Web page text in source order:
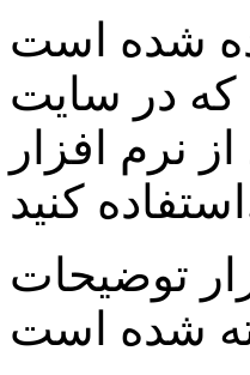
شده است
که در سایت
نرم افزار
توضیحات